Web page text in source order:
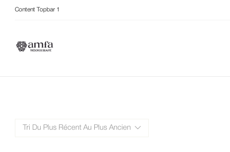
Content Topbar 1
Tri Du Plus Récent Au Plus Ancien